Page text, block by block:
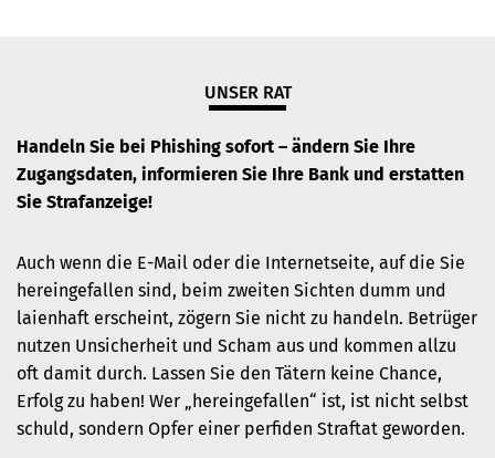
UNSER RAT
Handeln Sie bei Phishing sofort – ändern Sie Ihre
Zugangsdaten, informieren Sie Ihre Bank und erstatten
Sie Strafanzeige!
Auch wenn die E-Mail oder die Internetseite, auf die Sie
hereingefallen sind, beim zweiten Sichten dumm und
laienhaft erscheint, zögern Sie nicht zu handeln. Betrüger
nutzen Unsicherheit und Scham aus und kommen allzu
oft damit durch. Lassen Sie den Tätern keine Chance,
Erfolg zu haben! Wer „hereingefallen“ ist, ist nicht selbst
schuld, sondern Opfer einer perfiden Straftat geworden.